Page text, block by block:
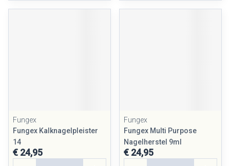
Fungex
Fungex Kalknagelpleister
14
€ 24,95
Fungex
Fungex Multi Purpose
Nagelherstel 9ml
€ 24,95